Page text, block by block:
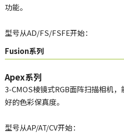
功能。
型号从AD/FS/FSFE开始：
Fusion系列
Apex系列
3-CMOS棱镜式RGB面阵扫描相机
好的色彩保真度。
型号从AP/AT/CV开始：